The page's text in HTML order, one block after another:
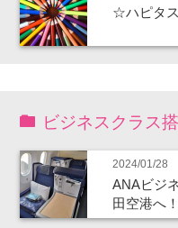
☆ハピタ
ビジネスクラス
2024/01/28
ANAビジ
田空港へ！